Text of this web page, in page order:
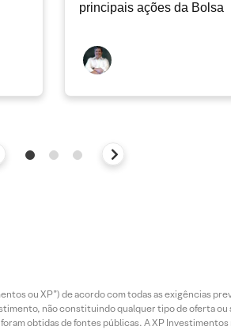
principais ações da Bolsa
ou XP”) de acordo com todas as exigências
não constituindo qualquer tipo de oferta
obtidas de fontes públicas. A XP